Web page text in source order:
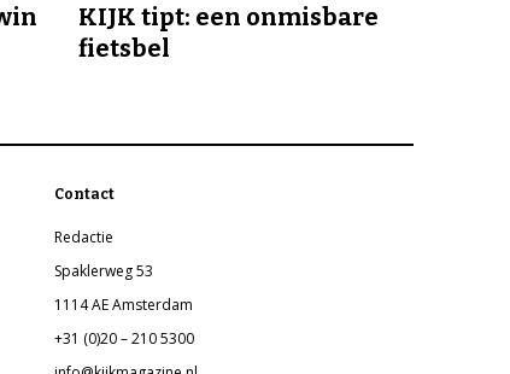
KIJK tipt: een onmisbare
fietsbel
Contact
Redactie
Spaklerweg 53
1114 AE Amsterdam
+31 (0)20 – 210 5300